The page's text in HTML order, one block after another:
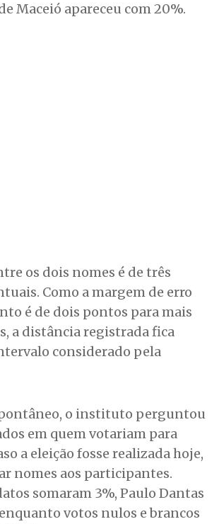
Maceió apareceu com 20%.
os dois nomes é de três
Como a margem de erro
é de dois pontos para mais
a distância registrada fica
considerado pela
o instituto perguntou
em quem votariam para
a eleição fosse realizada hoje,
nomes aos participantes.
somaram 3%, Paulo Dantas
votos nulos e brancos